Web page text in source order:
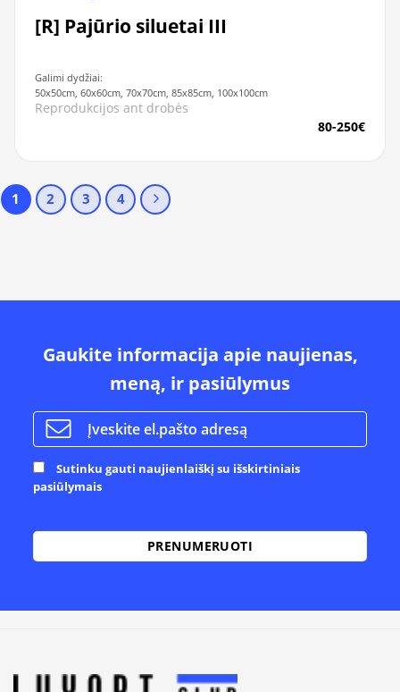
[R] Pajūrio siluetai III
Galimi dydžiai:
50x50cm, 60x60cm, 70x70cm, 85x85cm, 100x100cm
Reprodukcijos ant drobės
80-250€
1 2 3 4
Gaukite informacija apie naujienas,
meną, ir pasiūlymus
Sutinku gauti naujienlaiškį su išskirtiniais
pasiūlymais